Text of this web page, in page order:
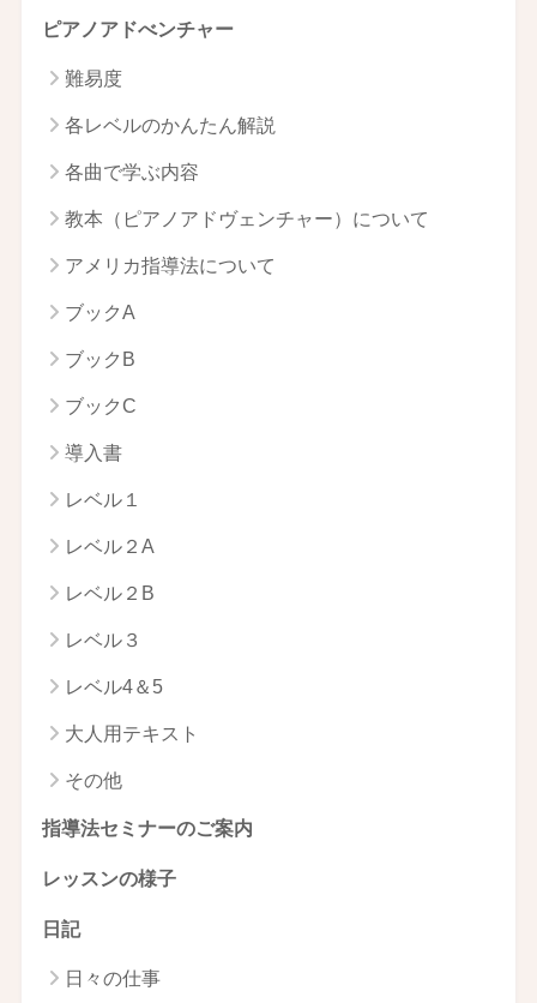
ピアノアドべンチャー
難易度
各レベルのかんたん解説
各曲で学ぶ内容
教本（ピアノアドヴェンチャー）について
アメリカ指導法について
ブックA
ブックB
ブックC
導入書
レベル１
レベル２A
レベル２B
レベル３
レベル4＆5
大人用テキスト
その他
指導法セミナーのご案内
レッスンの様子
日記
日々の仕事